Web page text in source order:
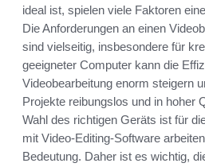
ideal ist, spielen viele Faktoren
Die Anforderungen an einen
sind vielseitig, insbesondere für
geeigneter Computer kann die
Videobearbeitung enorm steigern
Projekte reibungslos und in hoher
Wahl des richtigen Geräts ist für
mit Video-Editing-Software
Bedeutung. Daher ist es wichtig,